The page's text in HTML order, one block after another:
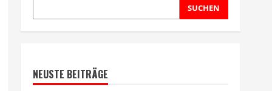
SUCHEN
NEUSTE BEITRÄGE